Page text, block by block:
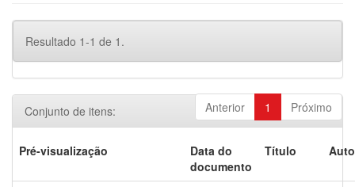
Resultado 1-1 de 1.
Anterior 1 Próximo
Conjunto de itens:
Pré-visualização
Data do
documento
Título